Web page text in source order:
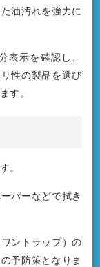
油汚れを強力に
表示を確認し、
性の製品を選び
す。
。
パーなどで拭き
ントラップ）の
予防策となりま